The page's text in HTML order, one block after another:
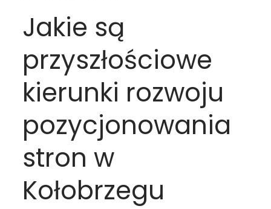
Jakie są
przyszłościowe
kierunki rozwoju
pozycjonowania
stron w
Kołobrzegu